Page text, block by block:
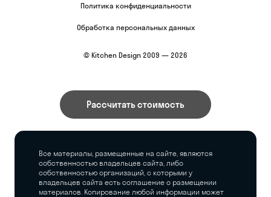
Политика конфиденциальности
Обработка персональных данных
© Kitchen Design 2009 — 2026
Рассчитать стоимость
Все материалы, размещенные на сайте, являются
собственностью владельцев сайта, либо
собственностью организаций, с которыми у
владельцев сайта есть соглашение о размещении
материалов. Копирование любой информации может